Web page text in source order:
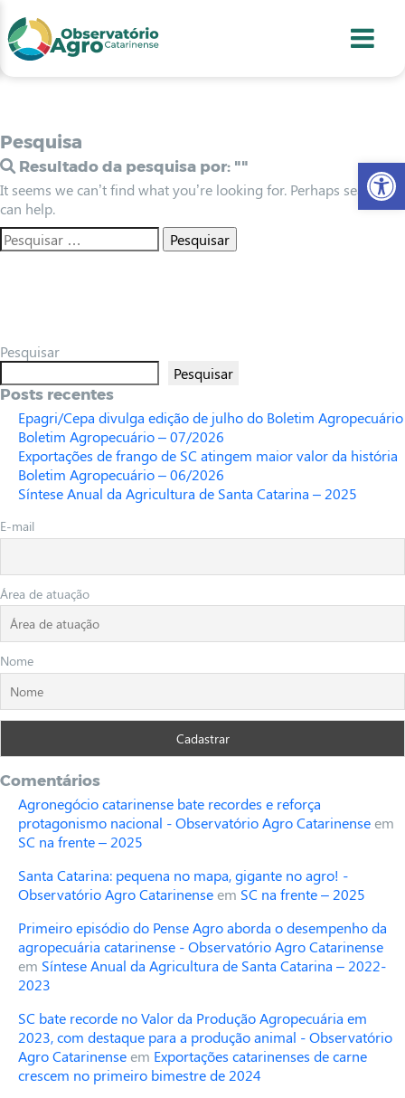
2
3
4
Pesquisa
Resultado da pesquisa por: ""
It seems we can’t find what you’re looking for. Perhaps searching
can help.
Pesquisar
Pesquisar
Posts recentes
Epagri/Cepa divulga edição de julho do Boletim Agropecuário
Boletim Agropecuário – 07/2026
Exportações de frango de SC atingem maior valor da história
Boletim Agropecuário – 06/2026
Síntese Anual da Agricultura de Santa Catarina – 2025
E-mail
Área de atuação
Nome
Comentários
Agronegócio catarinense bate recordes e reforça
protagonismo nacional - Observatório Agro Catarinenseem
SC na frente – 2025
Santa Catarina: pequena no mapa, gigante no agro! -
Observatório Agro Catarinenseem SC na frente – 2025
Primeiro episódio do Pense Agro aborda o desempenho da
agropecuária catarinense - Observatório Agro Catarinense
em Síntese Anual da Agricultura de Santa Catarina – 2022-
2023
SC bate recorde no Valor da Produção Agropecuária em
2023, com destaque para a produção animal - Observatório
Agro Catarinenseem Exportações catarinenses de carne
crescem no primeiro bimestre de 2024